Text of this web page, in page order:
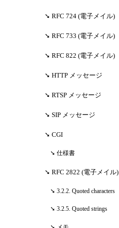
RFC 724 (電子メイル)
RFC 733 (電子メイル)
RFC 822 (電子メイル)
HTTP メッセージ
RTSP メッセージ
SIP メッセージ
CGI
仕様書
RFC 2822 (電子メイル)
3.2.2. Quoted characters
3.2.5. Quoted strings